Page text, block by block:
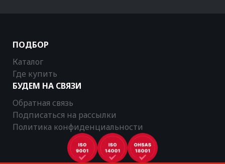
ПОДБОР
Каталог
Где купить
БУДЕМ НА СВЯЗИ
Обратная связь
Подписаться на рассылки
Политика конфиденциальности